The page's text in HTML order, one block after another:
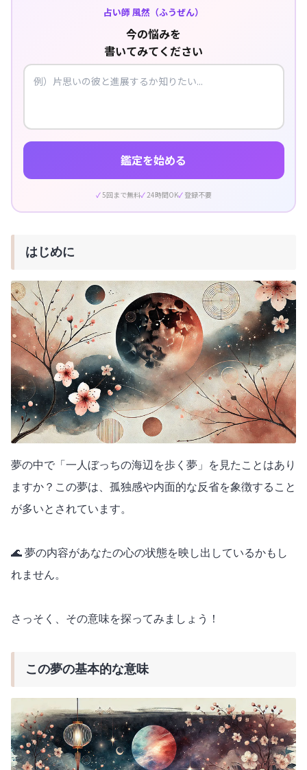
占い師 風然（ふうぜん）
今の悩みを
書いてみてください
鑑定を始める
5回まで無料 24時間OK 登録不要
はじめに
夢の中で「一人ぼっちの海辺を歩く夢」を見たことはあり
ますか？この夢は、孤独感や内面的な反省を象徴すること
が多いとされています。
🌊 夢の内容があなたの心の状態を映し出しているかもし
れません。
さっそく、その意味を探ってみましょう！
この夢の基本的な意味